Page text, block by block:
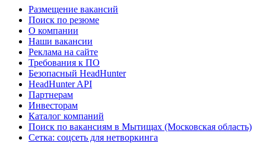
Размещение вакансий
Поиск по резюме
О компании
Наши вакансии
Реклама на сайте
Требования к ПО
Безопасный HeadHunter
HeadHunter API
Партнерам
Инвесторам
Каталог компаний
Поиск по вакансиям в Мытищах (Московская область)
Сетка: соцсеть для нетворкинга